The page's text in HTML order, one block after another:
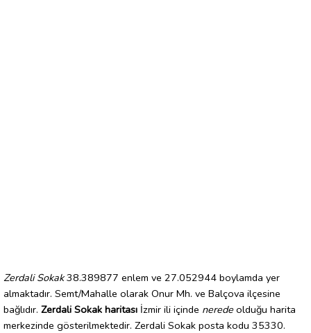
Zerdali Sokak38.389877 enlem ve 27.052944 boylamda yer
almaktadır. Semt/Mahalle olarak Onur Mh. ve Balçova ilçesine
bağlıdır. Zerdali Sokak haritası İzmir ili içinde nerede olduğu harita
merkezinde gösterilmektedir. Zerdali Sokak posta kodu 35330.